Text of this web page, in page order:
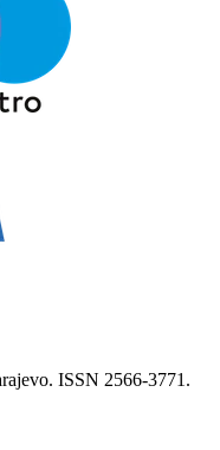
ISSN 2566-3771.